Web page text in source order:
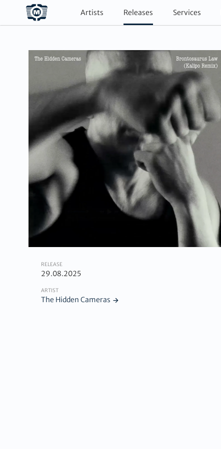
Artists Releases Services
RELEASE
29.08.2025
ARTIST
The Hidden Cameras